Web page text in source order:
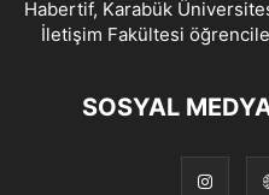
Habertif, Karabük
İletişim Fakültesi
SOSYAL